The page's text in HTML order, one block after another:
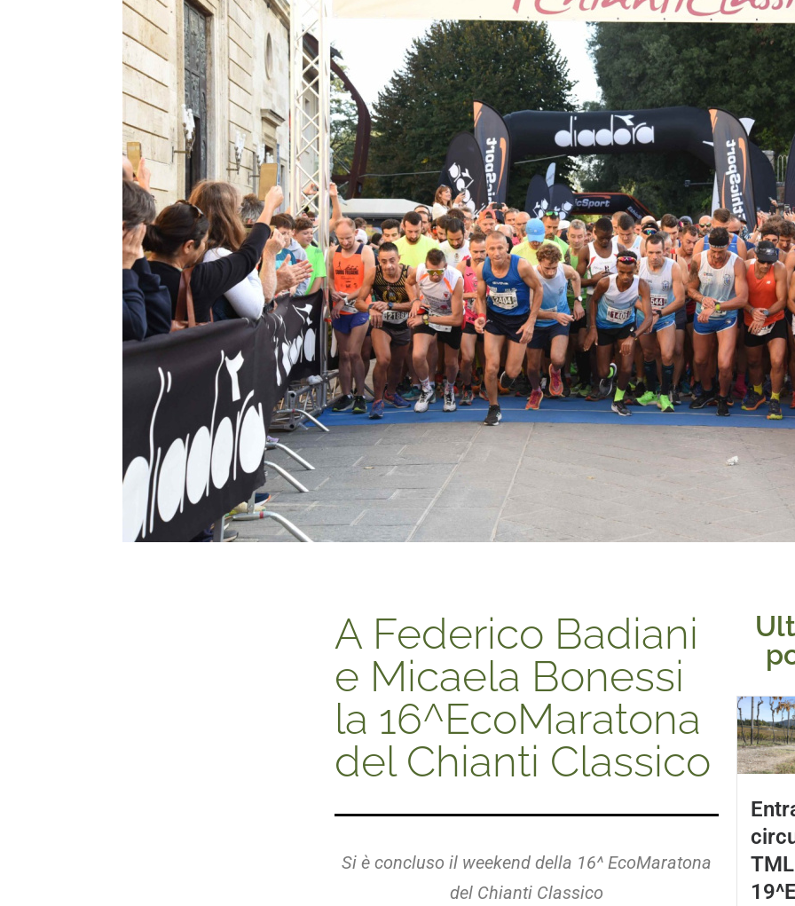
A Federico Badiani
e Micaela Bonessi
la 16^EcoMaratona
del Chianti Classico
Si è concluso il weekend della 16^ EcoMaratona
del Chianti Classico